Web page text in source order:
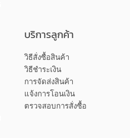
บริการลูกค้า
วิธีสั่งซื้อสินค้า
วิธีชำระเงิน
การจัดส่งสินค้า
แจ้งการโอนเงิน
ตรวจสอบการสั่งซื้อ